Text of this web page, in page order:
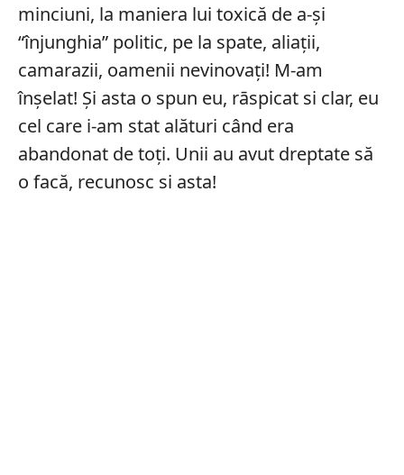
minciuni, la maniera lui toxică de a-și
“înjunghia” politic, pe la spate, aliații,
camarazii, oamenii nevinovați! M-am
înșelat! Și asta o spun eu, rāspicat si clar, eu
cel care i-am stat alături când era
abandonat de toți. Unii au avut dreptate să
o facă, recunosc si asta!